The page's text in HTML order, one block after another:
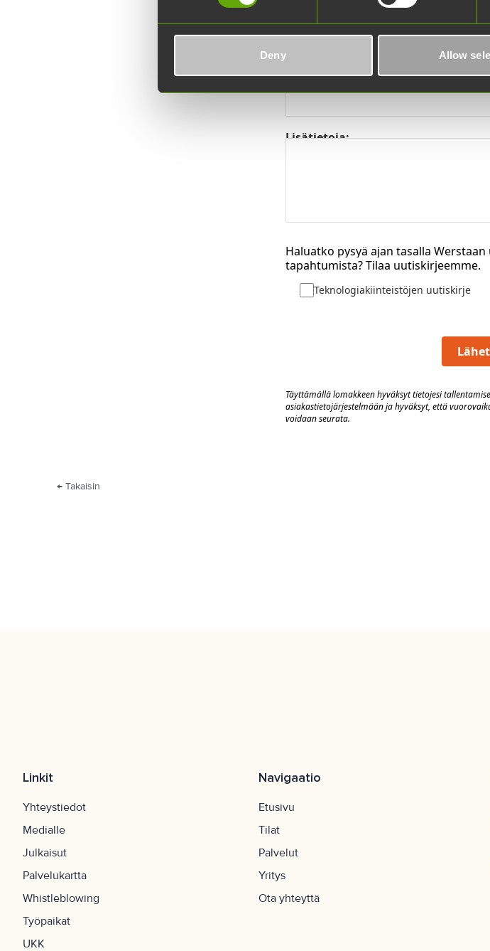
Deny Allow
Mitä asiasi koskee?
Lisätietoja:
Haluatko pysyä ajan tasalla
tapahtumista? Tilaa uutiskirjeemme.
Teknologiakiinteistöjen uutiskirje
Täyttämällä lomakkeen hyväksyt tietojesi
asiakastietojärjestelmäänja hyväksyt, että vuorovaik
voidaan seurata.
← Takaisin
Linkit
Yhteystiedot
Medialle
Julkaisut
Palvelukartta
Whistleblowing
Työpaikat
UKK
Navigaatio
Etusivu
Tilat
Palvelut
Yritys
Ota yhteyttä